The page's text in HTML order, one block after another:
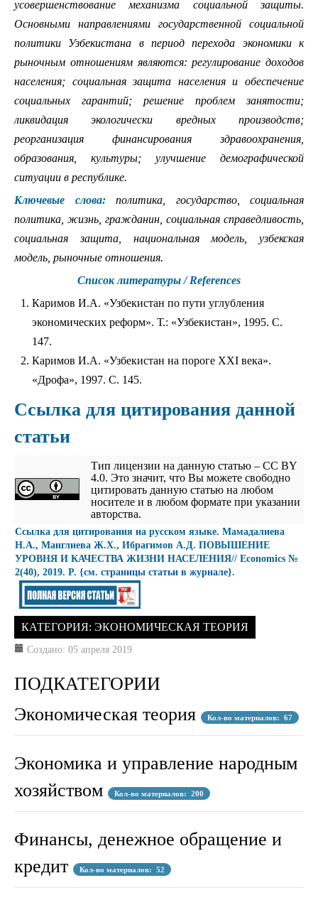
усовершенствование механизма социальной защиты.
Основными направлениями государственной социальной
политики Узбекистана в период перехода экономики к
рыночным отношениям являются: регулирование доходов
населения; социальная защита населения и обеспечение
социальных гарантий; решение проблем занятости;
ликвидация экологически вредных производств;
реорганизация финансирования здравоохранения,
образования, культуры; улучшение демографической
ситуации в республике.
Ключевые слова:политика, государство, социальная
политика, жизнь, гражданин, социальная справедливость,
социальная защита, национальная модель, узбекская
модель, рыночные отношения.
Список литературы / References
Каримов И.А. «Узбекистан по пути углубления
экономических реформ». Т.: «Узбекистан», 1995. С.
147.
Каримов И.А. «Узбекистан на пороге XXI века».
«Дрофа», 1997. С. 145.
Ссылка для цитирования данной
статьи
Тип лицензии на данную статью – CC BY
4.0. Это значит, что Вы можете свободно
цитировать данную статью на любом
носителе и в любом формате при указании
авторства.
Cсылка для цитирования на русском языке. Мамадалиева
Н.А., Манглиева Ж.Х., Ибрагимов А.Д. ПОВЫШЕНИЕ
УРОВНЯ И КАЧЕСТВА ЖИЗНИ НАСЕЛЕНИЯ// Economics №
2(40), 2019. P. {см. страницы статьи в журнале}.
КАТЕГОРИЯ: ЭКОНОМИЧЕСКАЯ ТЕОРИЯ
Создано: 05 апреля 2019
ПОДКАТЕГОРИИ
Экономическая теория
Кол-во материалов: 67
Экономика и управление народным
хозяйством
Кол-во материалов: 200
Финансы, денежное обращение и
кредит
Кол-во материалов: 52